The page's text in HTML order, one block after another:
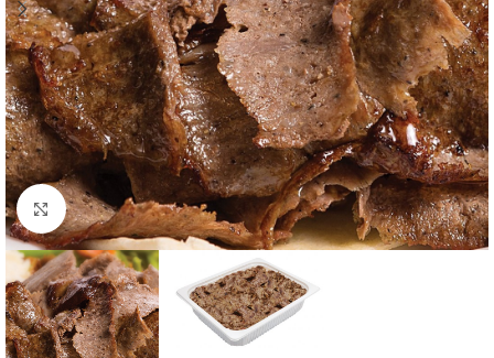
Büyütmek için tıklayın